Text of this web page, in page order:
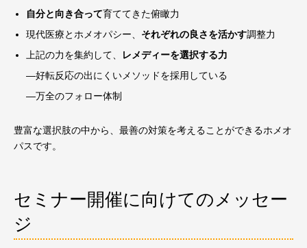
自分と向き合って育ててきた俯瞰力
現代医療とホメオパシー、 それぞれの良さを活かす調整力
上記の力を集約して、
レメディーを選択する力
―好転反応の出にくいメソッドを採用している
―万全のフォロー体制
豊富な選択肢の中から、最善の対策を考えることができるホメオ
パスです。
セミナー開催に向けてのメッセー
ジ